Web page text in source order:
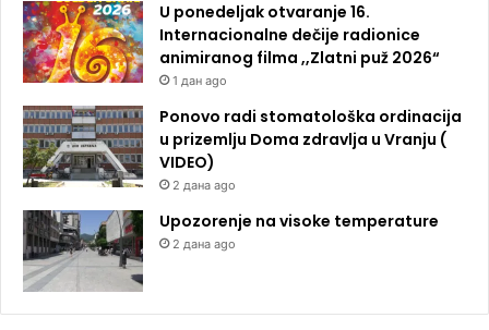
U ponedeljak otvaranje 16.
Internacionalne dečije radionice
animiranog filma ,,Zlatni puž 2026“
1 дан ago
Ponovo radi stomatološka ordinacija
u prizemlju Doma zdravlja u Vranju (
VIDEO)
2 дана ago
Upozorenje na visoke temperature
2 дана ago